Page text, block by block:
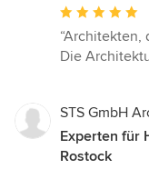
Bewertung:
5
Sternen
“Architekten,
Die
STS GmbH
Experten für
Rostock